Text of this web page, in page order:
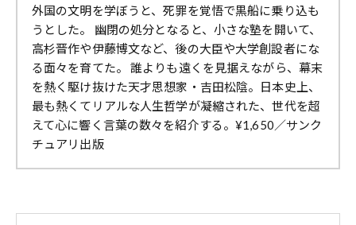
外国の文明を学ぼうと、死罪を覚悟で黒船に乗り込も
うとした。 幽閉の処分となると、小さな塾を開いて、
高杉晋作や伊藤博文など、後の大臣や大学創設者にな
る面々を育てた。 誰よりも遠くを見据えながら、幕末
を熱く駆け抜けた天才思想家・吉田松陰。日本史上、
最も熱くてリアルな人生哲学が凝縮された、世代を超
えて心に響く言葉の数々を紹介する。¥1,650／サンク
チュアリ出版